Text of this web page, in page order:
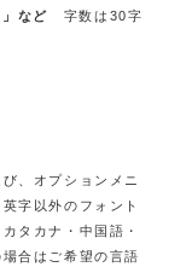
など 字数は30字
、オプションメニ
英字以外のフォント
タカナ・中国語・
合はご希望の言語